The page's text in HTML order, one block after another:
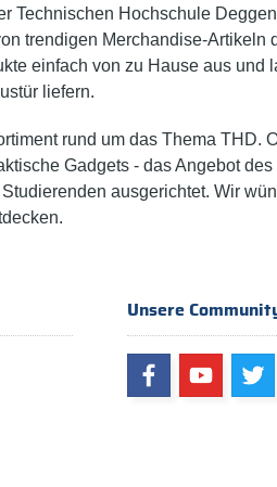
Technischen Hochschule
trendigen Merchandise-Artikeln
einfach von zu Hause aus und
liefern.
rund um das Thema THD.
Gadgets - das Angebot
ausgerichtet. Wir
Unsere